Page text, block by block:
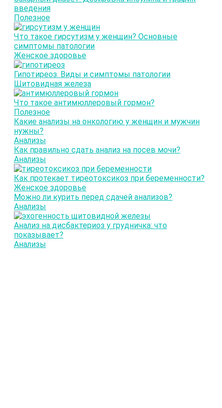
введения
Полезное
Что такое гирсутизм у женщин? Основные
симптомы патологии
Женское здоровье
Гипотиреоз. Виды и симптомы патологии
Щитовидная железа
Что такое антимюллеровый гормон?
Полезное
Какие анализы на онкологию у женщин и мужчин
нужны?
Анализы
Как правильно сдать анализ на посев мочи?
Анализы
Как протекает тиреотоксикоз при беременности?
Женское здоровье
Можно ли курить перед сдачей анализов?
Анализы
Анализ на дисбактериоз у грудничка: что
показывает?
Анализы